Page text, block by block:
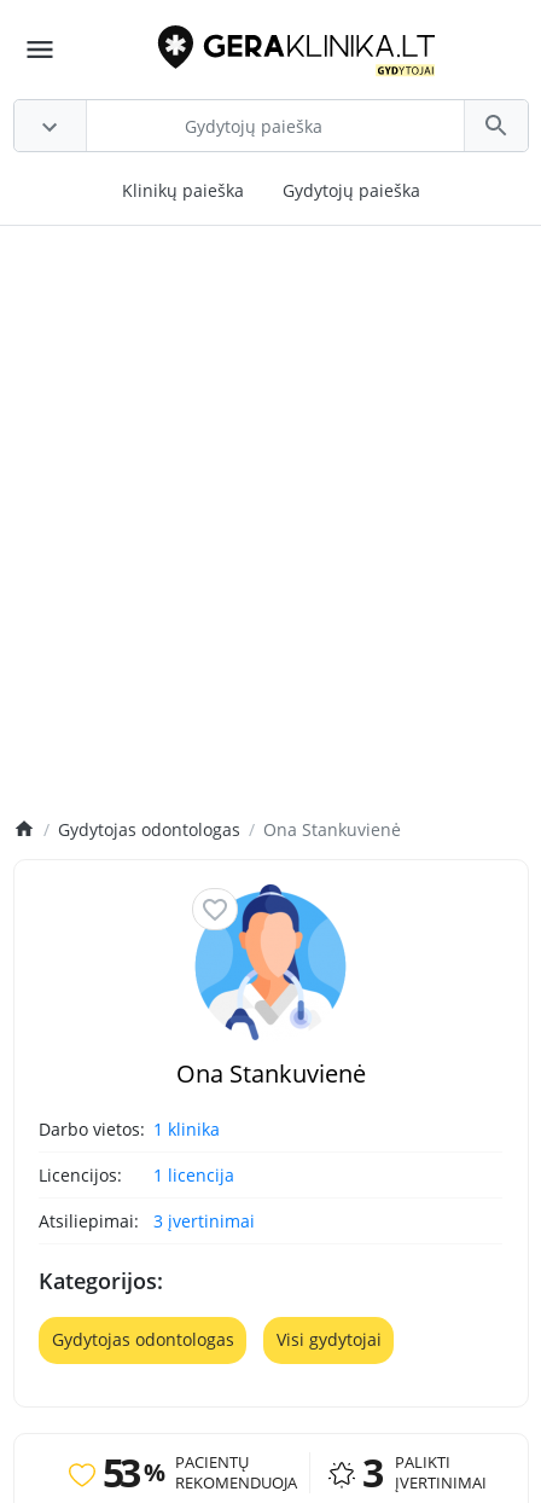
Klinikų paieška Gydytojų paieška
Gydytojas odontologas Ona Stankuvienė
Ona Stankuvienė
Darbo vietos: 1 klinika
Licencijos:
1 licencija
Atsiliepimai:
3 įvertinimai
Kategorijos:
Gydytojas odontologas Visi gydytojai
53 % PACIENTŲ
REKOMENDUOJA
3
PALIKTI
ĮVERTINIMAI